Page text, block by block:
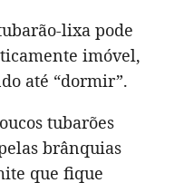
lixa pode
imóvel,
até “dormir”.
tubarões
brânquias
que fique